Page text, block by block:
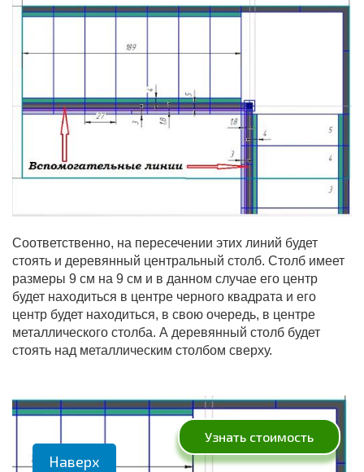
Узнать стоимость
Соответственно, на пересечении этих линий будет
стоять и деревянный центральный столб. Столб имеет
размеры 9 см на 9 см и в данном случае его центр
будет находиться в центре черного квадрата и его
центр будет находиться, в свою очередь, в центре
металлического столба. А деревянный столб будет
стоять над металлическим столбом сверху.
Наверх